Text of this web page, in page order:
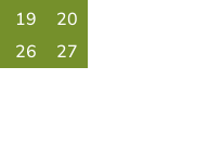
19
20
26
27